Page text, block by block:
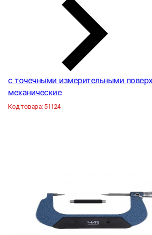
с точечными измерительными
механические
Код товара: 51124